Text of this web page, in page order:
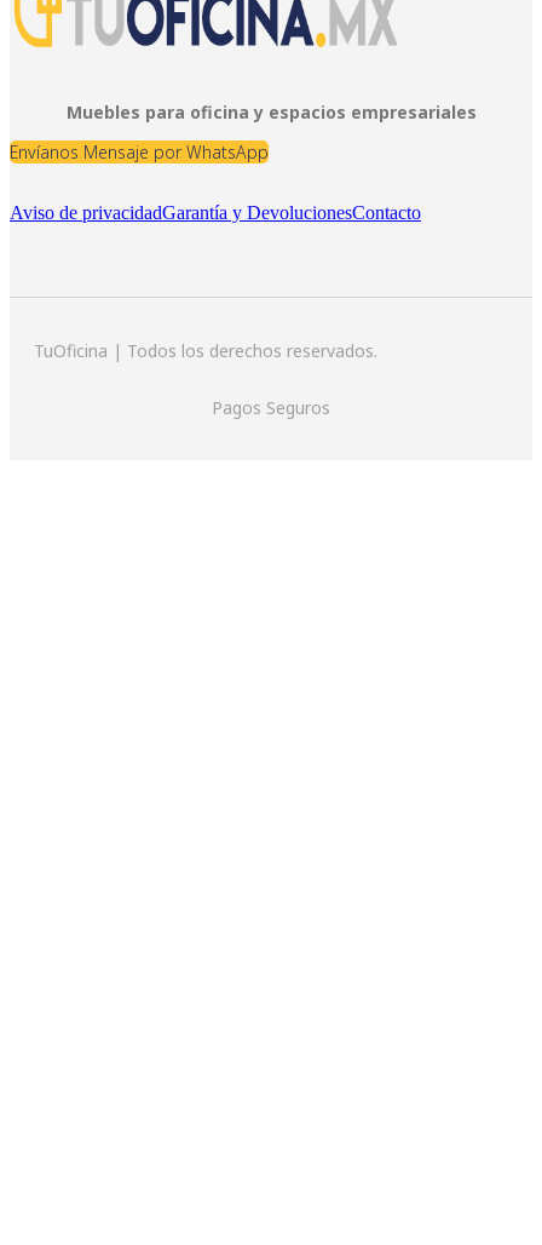
Muebles para oficina y espacios empresariales
Envíanos Mensaje por WhatsApp
Aviso de privacidadGarantía y DevolucionesContacto
TuOficina | Todos los derechos reservados.
Pagos Seguros